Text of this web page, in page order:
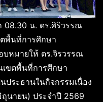
08.30 น. ดร.ศิริวรรณ
พื้นที่การศึกษา
หมายให้ ดร.จิรวรรณ
เขตพื้นที่การศึกษา
ระธานในกิจกรรมเนื่อง
นายน) ประจำปี 2569